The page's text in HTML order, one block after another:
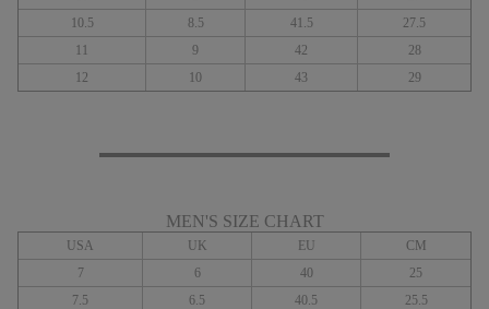
10.5
8.5 41.5
27.5
11
9 42
28
12
10 43 29
MEN'S SIZE CHART
USA UK EU
CM
7
6 40
25
7.5
6.5 40.5
25.5